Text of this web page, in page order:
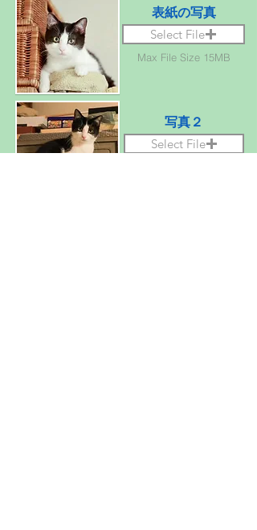
表紙の写真
Select File
Max File Size 15MB
写真２
Select File